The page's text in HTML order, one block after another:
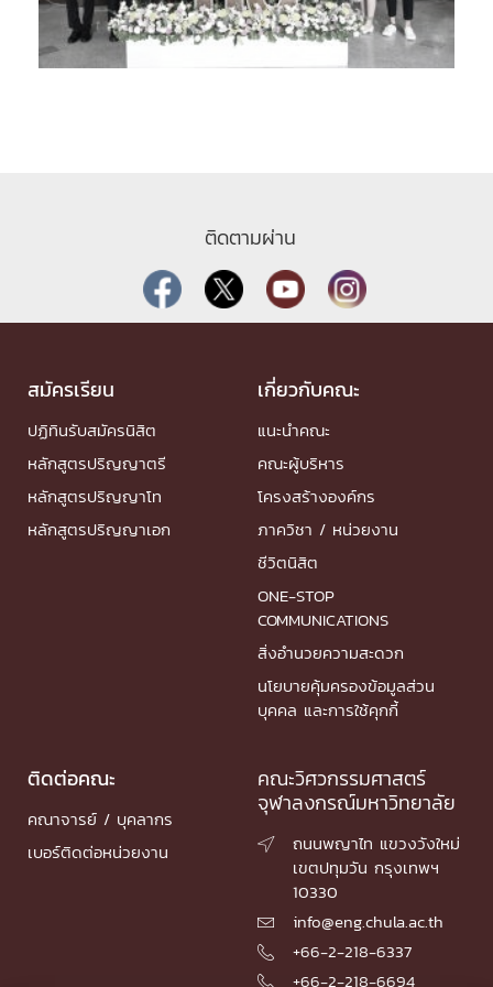
ติดตามผ่าน
สมัครเรียน
ปฏิทินรับสมัครนิสิต
หลักสูตรปริญญาตรี
หลักสูตรปริญญาโท
หลักสูตรปริญญาเอก
เกี่ยวกับคณะ
แนะนำคณะ
คณะผู้บริหาร
โครงสร้างองค์กร
ภาควิชา / หน่วยงาน
ชีวิตนิสิต
ONE-STOP
COMMUNICATIONS
สิ่งอำนวยความสะดวก
นโยบายคุ้มครองข้อมูลส่วน
บุคคล และการใช้คุกกี้
ติดต่อคณะ
คณาจารย์ / บุคลากร
เบอร์ติดต่อหน่วยงาน
คณะวิศวกรรมศาสตร์
จุฬาลงกรณ์มหาวิทยาลัย

ถนนพญาไท แขวงวังใหม่
เขตปทุมวัน กรุงเทพฯ
10330
 info@eng.chula.ac.th
 +66-2-218-6337
 +66-2-218-6694